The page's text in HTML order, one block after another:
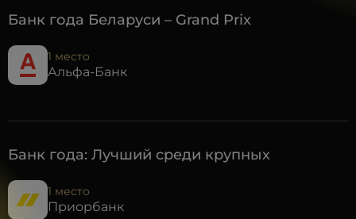
Банк года Беларуси – Grand Prix
1 место
Альфа-Банк
Банк года: Лучший среди крупных
1 место
Приорбанк